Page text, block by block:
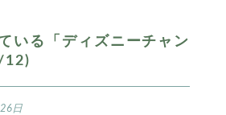
いる「ディズニーチャン
12)
日